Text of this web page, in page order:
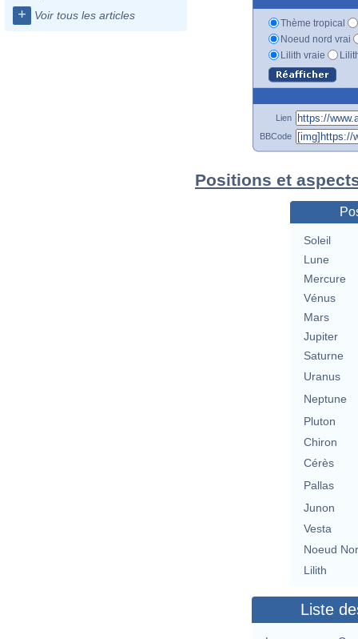
+ Voir tous les articles
Thème tropical
Noeud nord vrai
Lilith vraie
Lien
BBCode
Positions et
Soleil
Lune
Mercure
Vénus
Mars
Jupiter
Saturne
Uranus
Neptune
Pluton
Chiron
Cérès
Pallas
Junon
Vesta
Noeud
Lilith
Liste